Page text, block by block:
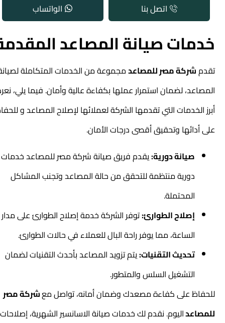
اتصل بنا الواتساب
خدمات صيانة المصاعد المقدمة
تقدمشركة مصر للمصاعدمجموعة من الخدمات المتكاملة لصيانة
المصاعد، لضمان استمرار عملها بكفاءة عالية وأمان. فيما يلي، نعرض
أبرز الخدمات التي تقدمها الشركة لعملائهالإصلاح المصاعدو للحفاظ
على أدائها وتحقيق أقصى درجات الأمان.
صيانة دورية:يقدم فريق صيانة شركة مصر للمصاعد خدمات
دورية منتظمة للتحقق من حالة المصاعد وتجنب المشاكل
المحتملة.
إصلاح الطوارئ:توفر الشركة خدمة إصلاح الطوارئ على مدار
الساعة، مما يوفر راحة البال للعملاء في حالات الطوارئ.
تحديث التقنيات:يتم تزويد المصاعد بأحدث التقنيات لضمان
التشغيل السلس والمتطور.
للحفاظ على كفاءة مصعدك وضمان أمانه، تواصل معشركة مصر
للمصاعداليوم. نقدم لك خدمات صيانة الاسانسير الشهرية، إصلاحات